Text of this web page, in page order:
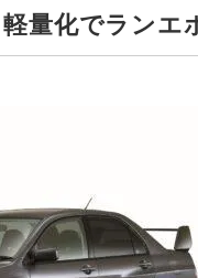
量化でラン